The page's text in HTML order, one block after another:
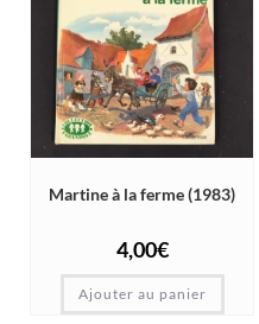
Martine à la ferme (1983)
4,00€
Ajouter au panier